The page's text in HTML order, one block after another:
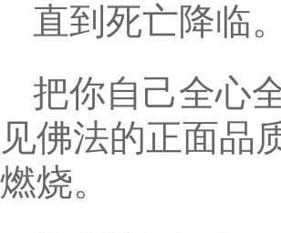
直到死亡降临。
把你自己全心
见佛法的正面品
燃烧。